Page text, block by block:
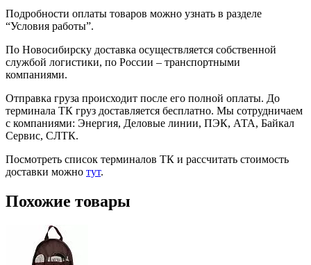
Подробности оплаты товаров можно узнать в разделе
“Условия работы”.
По Новосибирску доставка осуществляется собственной
службой логистики, по России – транспортными
компаниями.
Отправка груза происходит после его полной оплаты. До
терминала ТК груз доставляется бесплатно. Мы сотрудничаем
с компаниями: Энергия, Деловые линии, ПЭК, АТА, Байкал
Сервис, СЛТК.
Посмотреть список терминалов ТК и рассчитать стоимость
доставки можно тут.
Похожие товары